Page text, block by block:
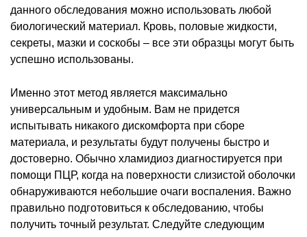
данного обследования можно использовать любой
биологический материал. Кровь, половые жидкости,
секреты, мазки и соскобы – все эти образцы могут быть
успешно использованы.
Именно этот метод является максимально
универсальным и удобным. Вам не придется
испытывать никакого дискомфорта при сборе
материала, и результаты будут получены быстро и
достоверно. Обычно хламидиоз диагностируется при
помощи ПЦР, когда на поверхности слизистой оболочки
обнаруживаются небольшие очаги воспаления. Важно
правильно подготовиться к обследованию, чтобы
получить точный результат. Следуйте следующим